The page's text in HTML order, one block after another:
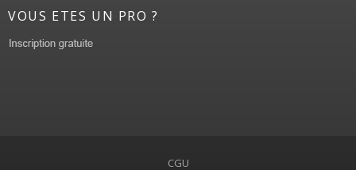
VOUS ETES UN PRO ?
CGU